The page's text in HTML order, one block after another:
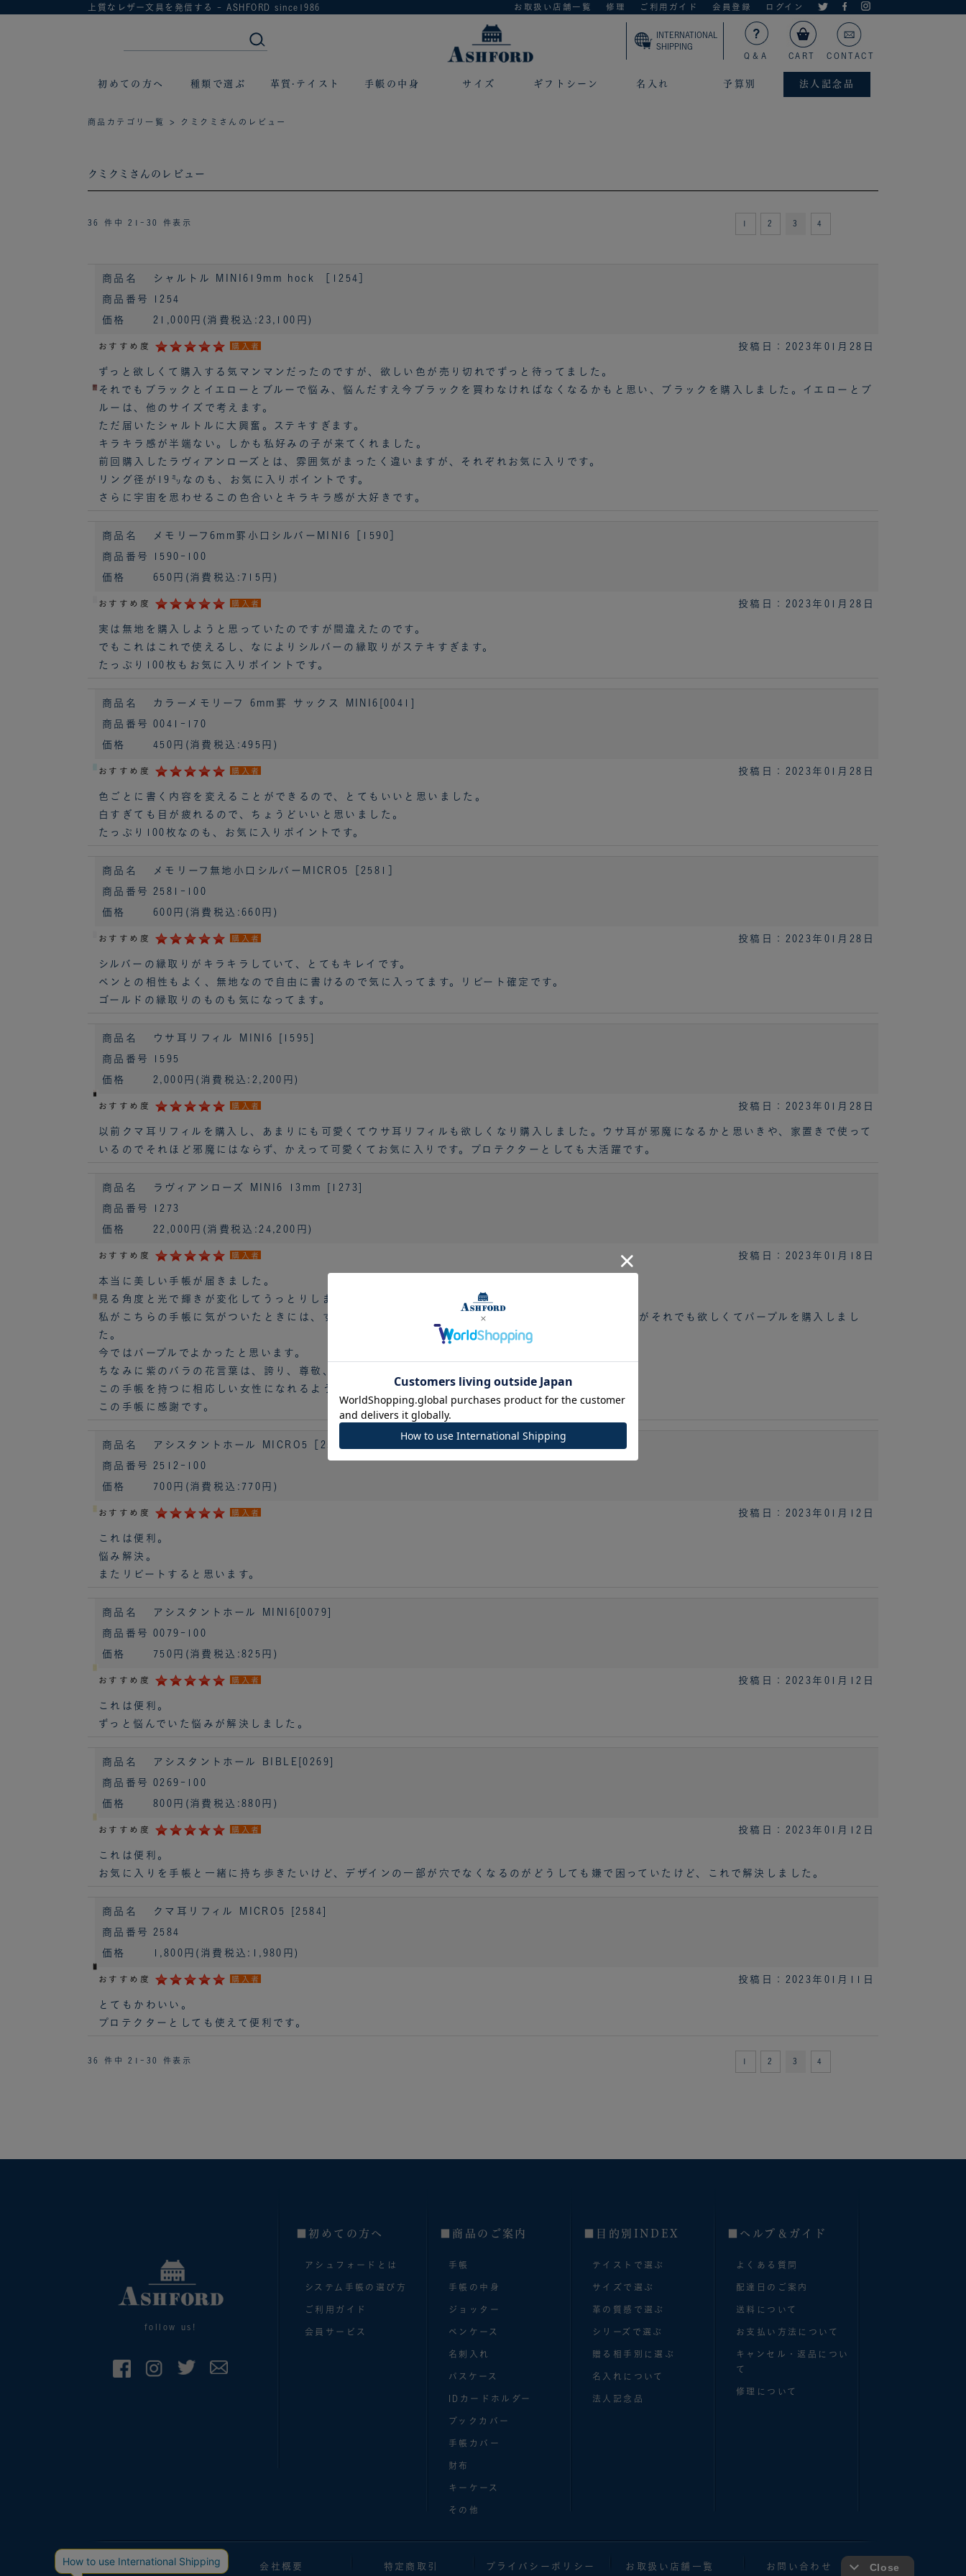
上質なレザー文具を発信する - ASHFORD since1986 お取扱い店舗一覧 修理 ご利用ガイド 会員登録 ログイン
INTERNATIONAL
SHIPPING
Q＆A
CART CONTACT
初めての方へ 種類で選ぶ 革質·テイスト 手帳の中身 サイズ ギフトシーン 名入れ 予算別 法人記念品
商品カテゴリ一覧 > クミクミさんのレビュー
クミクミさんのレビュー
36 件中 21-30 件表示 2 3 4
商品名 シャルトル MINI619mm hock ［1254］
商品番号 1254
価格 21,000円 (消費税込:23,100円)
投稿日：2023年01月28日
おすすめ度 購入者
ずっと欲しくて購入する気マンマンだったのですが、欲しい色が売り切れでずっと待ってました。
それでもブラックとイエローとブルーで悩み、悩んだすえ今ブラックを買わなければなくなるかもと思い、ブラックを購入しました。イエローとブ
ルーは、他のサイズで考えます。
ただ届いたシャルトルに大興奮。ステキすぎます。
キラキラ感が半端ない。しかも私好みの子が来てくれました。
前回購入したラヴィアンローズとは、雰囲気がまったく違いますが、それぞれお気に入りです。
リング径が19㍉なのも、お気に入りポイントです。
さらに宇宙を思わせるこの色合いとキラキラ感が大好きです。
商品名 メモリーフ6mm罫小口シルバーMINI6［1590］
商品番号 1590-100
価格 650円 (消費税込:715円)
投稿日：2023年01月28日
おすすめ度 購入者
実は無地を購入しようと思っていたのですが間違えたのです。
でもこれはこれで使えるし、なによりシルバーの縁取りがステキすぎます。
たっぷり100枚もお気に入りポイントです。
商品名 カラーメモリーフ 6mm罫 サックス MINI6[0041]
商品番号 0041-170
価格 450円 (消費税込:495円)
投稿日：2023年01月28日
おすすめ度 購入者
色ごとに書く内容を変えることができるので、とてもいいと思いました。
白すぎても目が疲れるので、ちょうどいいと思いました。
たっぷり100枚なのも、お気に入りポイントです。
商品名 メモリーフ無地小口シルバーMICRO5［2581］
商品番号 2581-100
価格 600円 (消費税込:660円)
投稿日：2023年01月28日
おすすめ度 購入者
シルバーの縁取りがキラキラしていて、とてもキレイです。
ペンとの相性もよく、無地なので自由に書けるので気に入ってます。リピート確定です。
ゴールドの縁取りのものも気になってます。
商品名 ウサ耳リフィル MINI6 [1595]
商品番号 1595
価格 2,000円 (消費税込:2,200円)
投稿日：2023年01月28日
おすすめ度 購入者
以前クマ耳リフィルを購入し、あまりにも可愛くてウサ耳リフィルも欲しくなり購入しました。ウサ耳が邪魔になるかと思いきや、家置きで使って
いるのでそれほど邪魔にはならず、かえって可愛くてお気に入りです。プロテクターとしても大活躍です。
商品名 ラヴィアンローズ MINI6 13mm [1273]
商品番号 1273
価格 22,000円 (消費税込:24,200円)
投稿日：2023年01月18日
おすすめ度 購入者
本当に美しい手帳が届きました。
見る角度と光で輝きが変化してうっとりします。
私がこちらの手帳に気がついたときには、すでにホワイトが完売終了しており、残念に思っていましたがそれでも欲しくてパープルを購入しまし
た。
今ではパープルでよかったと思います。
ちなみに紫のバラの花言葉は、誇り、尊敬、気品
この手帳を持つに相応しい女性になれるよう、花言葉を胸に努力したいと思いました。
この手帳に感謝です。
商品名 アシスタントホール MICRO5［2512］
商品番号 2512-100
価格 700円 (消費税込:770円)
投稿日：2023年01月12日
おすすめ度 購入者
これは便利。
悩み解決。
またリピートすると思います。
商品名 アシスタントホール MINI6[0079]
商品番号 0079-100
価格 750円 (消費税込:825円)
投稿日：2023年01月12日
おすすめ度 購入者
これは便利。
ずっと悩んでいた悩みが解決しました。
商品名 アシスタントホール BIBLE[0269]
商品番号 0269-100
価格 800円 (消費税込:880円)
投稿日：2023年01月12日
おすすめ度 購入者
これは便利。
お気に入りを手帳と一緒に持ち歩きたいけど、デザインの一部が穴でなくなるのがどうしても嫌で困っていたけど、これで解決しました。
商品名 クマ耳リフィル MICRO5 [2584]
商品番号 2584
価格 1,800円 (消費税込:1,980円)
投稿日：2023年01月11日
おすすめ度 購入者
とてもかわいい。
プロテクターとしても使えて便利です。
36 件中 21-30 件表示 2 3 4
follow us!
■初めての方へ
アシュフォードとは
システム手帳の選び方
ご利用ガイド
会員サービス
■商品のご案内
手帳
手帳の中身
ジョッター
ペンケース
名刺入れ
パスケース
IDカードホルダー
ブックカバー
手帳カバー
財布
キーケース
その他
■目的別INDEX
テイストで選ぶ
サイズで選ぶ
革の質感で選ぶ
シリーズで選ぶ
贈る相手別に選ぶ
名入れについて
法人記念品
■へルプ＆ガイド
よくある質問
配達日のご案内
送料について
お支払い方法について
キャンセル・返品につい
て
修理について
手帳マガジン 会社概要 特定商取引 プライバシーポリシー お取扱い店舗一覧 お問い合わせ